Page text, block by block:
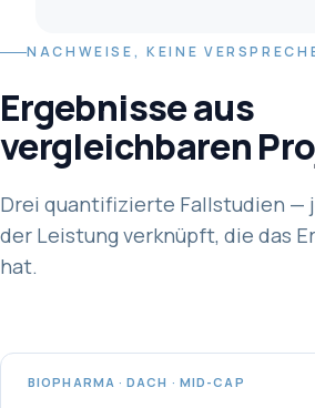
NACHWEISE, KEINE
Ergebnisse aus
vergleichbaren
Drei quantifizierte Fallstudien —
der Leistung verknüpft, die das
hat.
BIOPHARMA · DACH · MID-CAP